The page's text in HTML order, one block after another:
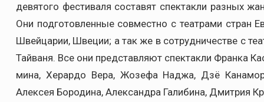
девятого фестиваля составят спектакли разных
Они подготовленные совместно с театрами стран
Швейцарии, Швеции; а так же в сотрудничестве с
Тайваня. Все они представляют спектакли Франка
мина, Херардо Вера, Жозефа Наджа, Дзё
Алексея Бородина, Александра Галибина, Дмитрия